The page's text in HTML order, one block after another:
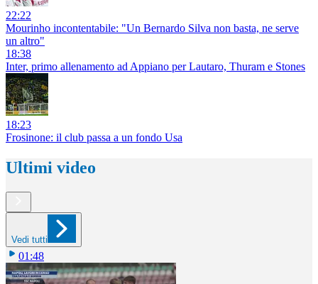
22:22
Mourinho incontentabile: "Un Bernardo Silva non basta, ne serve
un altro"
18:38
Inter, primo allenamento ad Appiano per Lautaro, Thuram e Stones
18:23
Frosinone: il club passa a un fondo Usa
Ultimi video
Vedi tutti
01:48